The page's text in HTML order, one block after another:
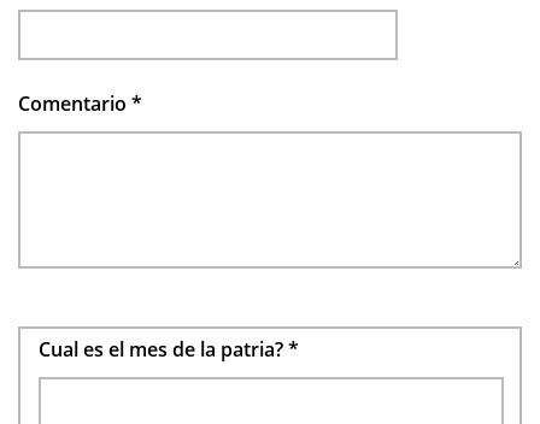
Comentario *
Cual es el mes de la patria?*